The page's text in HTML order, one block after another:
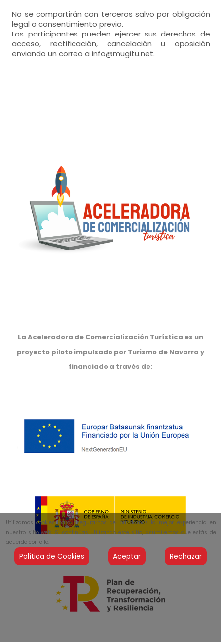
No se compartirán con terceros salvo por obligación
legal o consentimiento previo.
Los participantes pueden ejercer sus derechos de
acceso, rectificación, cancelación u oposición
enviando un correo a info@mugitu.net.
La Aceleradora de Comercialización Turística es un
proyecto piloto impulsado por Turismo de Navarra y
financiado a través de:
Utilizamos cookies para asegurarnos de brindarnos la mejor experiencia en
nuestro sitio web. Si continúas utilizando este sitio, asumiremos que estás de
acuerdo con ello.
Política de Cookies Aceptar Rechazar